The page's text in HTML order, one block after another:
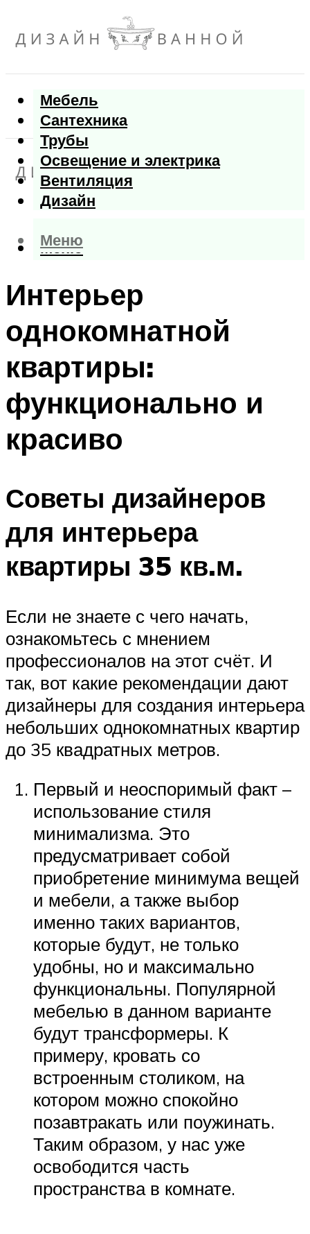
Мебель
Сантехника
Трубы
Освещение и электрика
Вентиляция
Дизайн
Меню
Меню
Интерьер
однокомнатной
квартиры:
функционально и
красиво
Советы дизайнеров
для интерьера
квартиры 35 кв.м.
Если не знаете с чего начать,
ознакомьтесь с мнением
профессионалов на этот счёт. И
так, вот какие рекомендации дают
дизайнеры для создания интерьера
небольших однокомнатных квартир
до 35 квадратных метров.
Первый и неоспоримый факт –
использование стиля
минимализма. Это
предусматривает собой
приобретение минимума вещей
и мебели, а также выбор
именно таких вариантов,
которые будут, не только
удобны, но и максимально
функциональны. Популярной
мебелью в данном варианте
будут трансформеры. К
примеру, кровать со
встроенным столиком, на
котором можно спокойно
позавтракать или поужинать.
Таким образом, у нас уже
освободится часть
пространства в комнате.